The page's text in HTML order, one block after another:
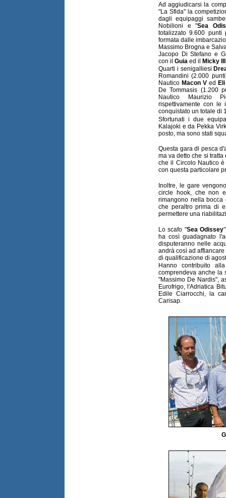
Ad aggiudicarsi la
"La Sfida" la
dagli equipaggi
Nobilioni e "Sea
totalizzato 9.600 punti
formata dalle
Massimo Brogna e
Jacopo Di Stefano e
con il Guia ed il Micky III
Quarti i senigalliesi
Romandini (2.000
Nautico Macon V ed
De Tommasis (1.200
Nautico Maurizio
rispettivamente con le
conquistato un totale di
Sfortunati i due
Kalajoki e da Pekka
posto, ma sono stati
Questa gara di pesca
ma va detto che si
che il Circolo Nautico
con questa particolare
Inoltre, le gare
circle hook, che non
rimangono nella
che peraltro prima di
permettere una
Lo scafo "Sea Odissey
ha così guadagnato
disputeranno nelle
andrà così ad affiancare
di qualificazione di
Hanno contribuito
comprendeva anche la
"Massimo De Nardis",
Eurofrigo, l'Adriatica
Edile Ciarrocchi, la
Carisap.